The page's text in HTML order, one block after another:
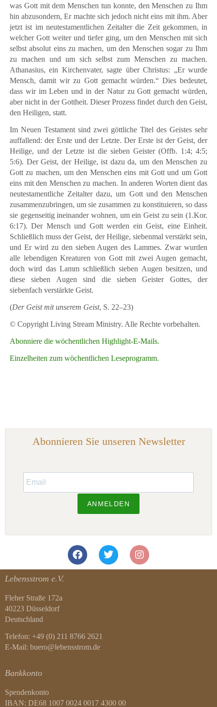
was Gott mit dem Menschen tun konnte, den Menschen zu Ihm
hin abzusondern, Er machte sich jedoch nicht eins mit ihm. Aber
jetzt ist im neutestamentlichen Zeitalter die Zeit gekommen, in
welcher Gott weiter und tiefer ging, um den Menschen mit sich
selbst absolut eins zu machen, um den Menschen sogar zu Ihm
zu machen und um sich selbst zum Menschen zu machen.
Athanasius, ein Kirchenvater, sagte über Christus: „Er wurde
Mensch, damit wir zu Gott gemacht würden.“ Dies bedeutet,
dass wir im Leben und in der Natur zu Gott gemacht würden,
aber nicht in der Gottheit. Dieser Prozess findet durch den Geist,
den Heiligen, statt.
Im Neuen Testament sind zwei göttliche Titel des Geistes sehr
auffallend: der Erste und der Letzte. Der Erste ist der Geist, der
Heilige, und der Letzte ist die sieben Geister (Offb. 1:4; 4:5;
5:6). Der Geist, der Heilige, ist dazu da, um den Menschen zu
Gott zu machen, um den Menschen eins mit Gott und um Gott
eins mit den Menschen zu machen. In anderen Worten dient das
neutestamentliche Zeitalter dazu, um Gott und den Menschen
zusammenzubringen, um sie zusammen zu konstituieren, so dass
sie gegenseitig ineinander wohnen, um ein Geist zu sein (1.Kor.
6:17). Der Mensch und Gott werden ein Geist, eine Einheit.
Schließlich muss der Geist, der Heilige, siebenmal verstärkt sein,
und Er wird zu den sieben Augen des Lammes. Zwar wurden
alle lebendigen Kreaturen von Gott mit zwei Augen gemacht,
doch wird das Lamm schließlich sieben Augen besitzen, und
diese sieben Augen sind die sieben Geister Gottes, der
siebenfach verstärkte Geist.
(Der Geist mit unserem Geist, S. 22–23)
© Copyright Living Stream Ministry. Alle Rechte vorbehalten.
Abonniere die wöchentlichen Highlight-E-Mails.
Einzelheiten zum wöchentlichen Leseprogramm.
Abonnieren Sie unseren Newsletter
ANMELDEN
Lebensstrom e.V.
Fleher Straße 172a
40223 Düsseldorf
Deutschland
Telefon: +49 (0) 211 8766 2621
E-Mail: buero@lebensstrom.de
Bankkonto
Spendenkonto
IBAN: DE68 1007 0024 0017 4300 00